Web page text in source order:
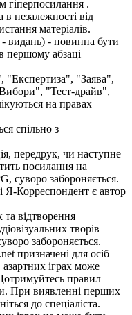
гіперпосилання .
незалежності від
матеріалів.
- видань) - повинна бути
першому абзаці
"Заява",
"Тест-драйв",
на правах
спільно з
передрук, чи наступне
посилання на
суворо забороняється.
Я-Корреспондент є автор
відтворення
творів
забороняється.
призначені для осіб
іграх може
правил
При виявленні перших
до спеціаліста.